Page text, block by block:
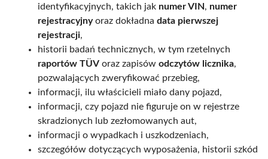
identyfikacyjnych, takich jak numer VIN, numer
rejestracyjnyoraz dokładna data pierwszej
rejestracji,
historii badań technicznych, w tym rzetelnych
raportów TÜV oraz zapisów odczytów licznika,
pozwalających zweryfikować przebieg,
informacji, ilu właścicieli miało dany pojazd,
informacji, czy pojazd nie figuruje on w rejestrze
skradzionych lub zezłomowanych aut,
informacji o wypadkach i uszkodzeniach,
szczegółów dotyczących wyposażenia, historii szkód